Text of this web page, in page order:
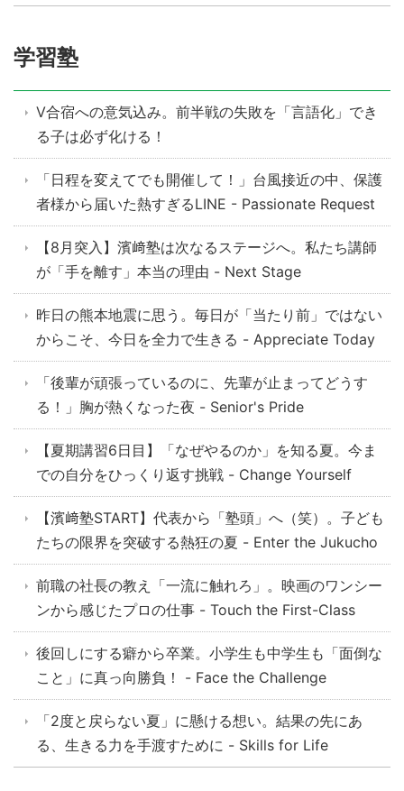
学習塾
V合宿への意気込み。前半戦の失敗を「言語化」でき
る子は必ず化ける！
「日程を変えてでも開催して！」台風接近の中、保護
者様から届いた熱すぎるLINE - Passionate Request
【8月突入】濱﨑塾は次なるステージへ。私たち講師
が「手を離す」本当の理由 - Next Stage
昨日の熊本地震に思う。毎日が「当たり前」ではない
からこそ、今日を全力で生きる - Appreciate Today
「後輩が頑張っているのに、先輩が止まってどうす
る！」胸が熱くなった夜 - Senior's Pride
【夏期講習6日目】「なぜやるのか」を知る夏。今ま
での自分をひっくり返す挑戦 - Change Yourself
【濱﨑塾START】代表から「塾頭」へ（笑）。子ども
たちの限界を突破する熱狂の夏 - Enter the Jukucho
前職の社長の教え「一流に触れろ」。映画のワンシー
ンから感じたプロの仕事 - Touch the First-Class
後回しにする癖から卒業。小学生も中学生も「面倒な
こと」に真っ向勝負！ - Face the Challenge
「2度と戻らない夏」に懸ける想い。結果の先にあ
る、生きる力を手渡すために - Skills for Life